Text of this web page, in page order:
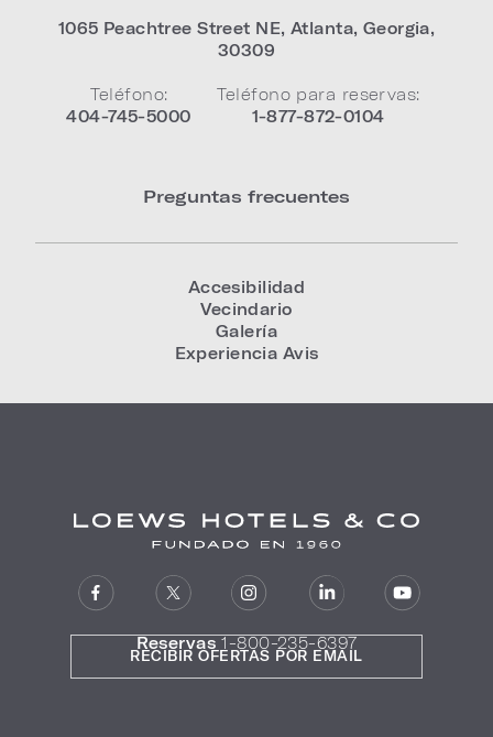
1065 Peachtree Street NE, Atlanta, Georgia,
30309
Teléfono:
404-745-5000
Teléfono para reservas:
1-877-872-0104
Preguntas frecuentes
Accesibilidad
Vecindario
Galería
Experiencia Avis
Reservas 1-800-235-6397
RECIBIR OFERTAS POR EMAIL